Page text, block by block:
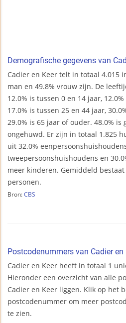
Demografische gegevens van
Cadier en Keer telt in totaal 4.015
man en 49.8% vrouw zijn. De
12.0% is tussen 0 en 14 jaar,
17.0% is tussen 25 en 44 jaar,
29.0% is 65 jaar of ouder. 48.0% is
ongehuwd. Er zijn in totaal 1.825
uit 32.0%
tweepersoonshuishoudens en
meer kinderen. Gemiddeld
personen.
Bron: CBS
Postcodenummers van Cadier en
Cadier en Keer heeft in totaal 1
Hieronder een overzicht van alle
Cadier en Keer liggen. Klik op het
postcodenummer om meer
te zien.